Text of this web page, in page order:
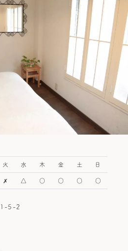
火 水 木 金 土 日
✗ △ ○ ○ ○ ○
1-5-2